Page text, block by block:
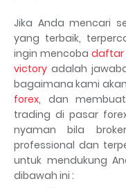
Jika Anda mencari
yang terbaik,
ingin mencoba daftar
victory adalah
bagaimana kami
forex, dan
trading di pasar
nyaman bila
professional dan
untuk mendukung
dibawah ini :